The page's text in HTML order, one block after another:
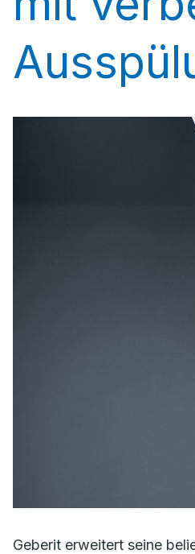
Geberit erweitert seine